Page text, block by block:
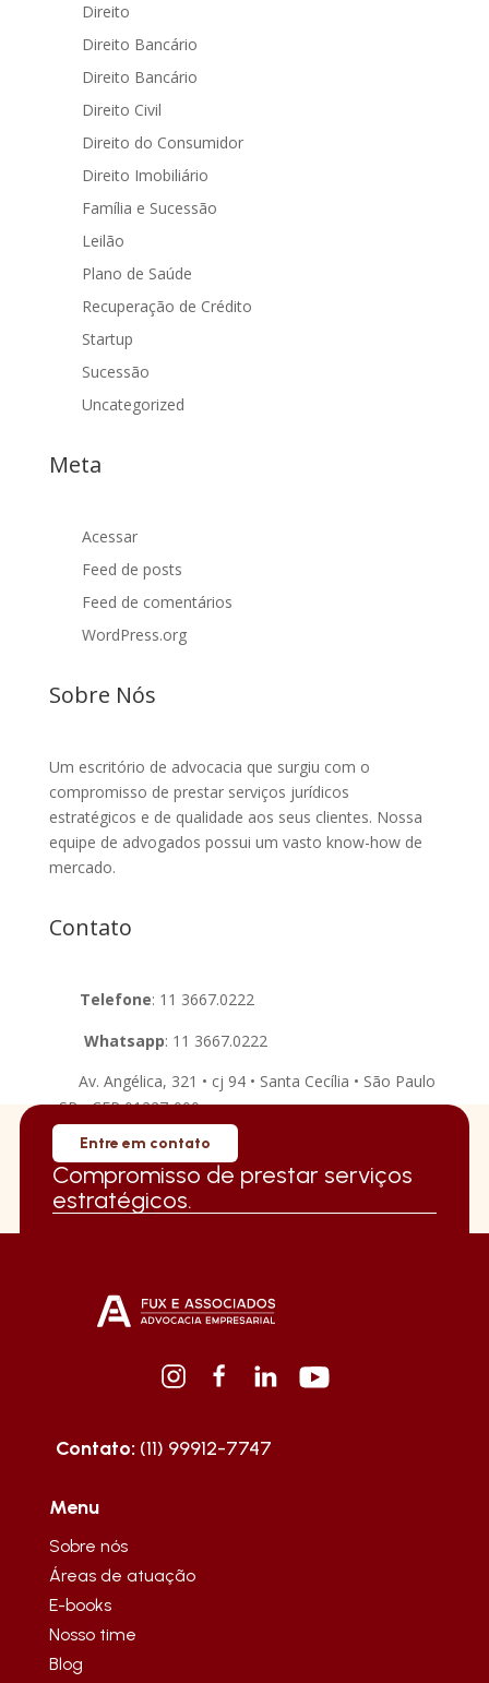
Direito
Direito Bancário
Direito Bancário
Direito Civil
Direito do Consumidor
Direito Imobiliário
Família e Sucessão
Leilão
Plano de Saúde
Recuperação de Crédito
Startup
Sucessão
Uncategorized
Meta
Acessar
Feed de posts
Feed de comentários
WordPress.org
Sobre Nós
Um escritório de advocacia que surgiu com o
compromisso de prestar serviços jurídicos
estratégicos e de qualidade aos seus clientes. Nossa
equipe de advogados possui um vasto know-how de
mercado.
Contato
Telefone: 11 3667.0222
Whatsapp: 11 3667.0222
Av. Angélica, 321 • cj 94 • Santa Cecília • São Paulo
• SP • CEP 01227-000
Compromisso de prestar serviços
estratégicos.
Entre em contato
Contato: (11) 99912-7747
Menu
Sobre nós
Áreas de atuação
E-books
Nosso time
Blog